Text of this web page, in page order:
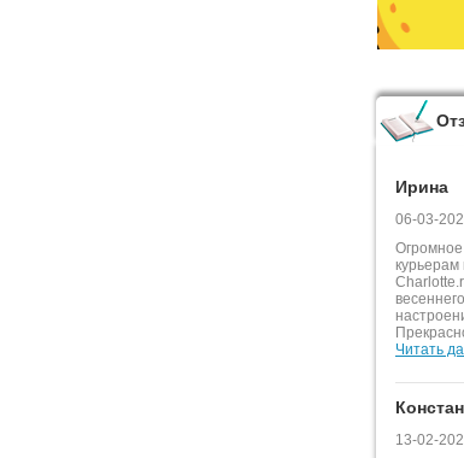
Ирина
06-03-
курьерам
Читать
13-02-